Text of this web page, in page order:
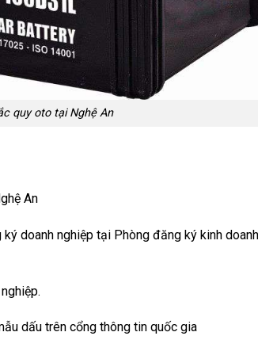
quy oto tại Nghệ An
An
doanh nghiệp tại Phòng đăng ký kinh doanh
dấu trên cổng thông tin quốc gia